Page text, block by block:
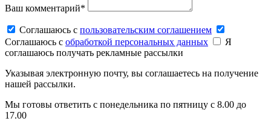
Ваш комментарий*
Соглашаюсь c пользовательским соглашением
Соглашаюсь c обработкой персональных данных
Я
соглашаюсь получать рекламные рассылки
Указывая электронную почту, вы соглашаетесь на получение
нашей рассылки.
Мы готовы ответить с понедельника по пятницу с 8.00 до
17.00